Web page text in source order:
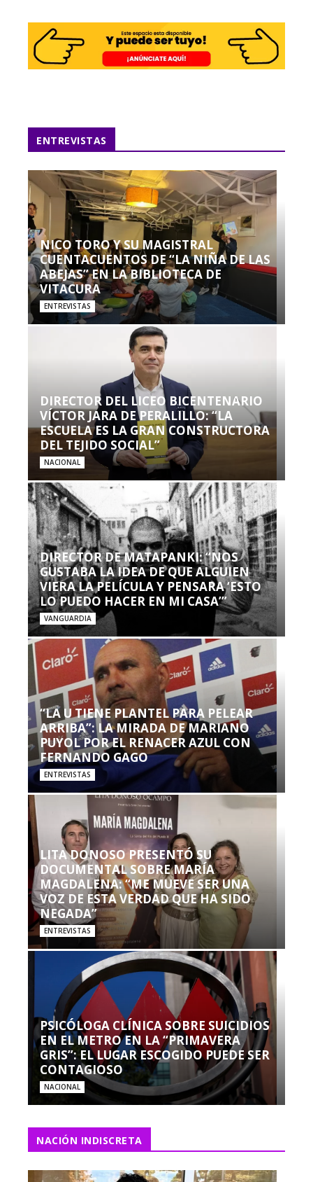
ENTREVISTAS
NICO TORO Y SU MAGISTRAL
CUENTACUENTOS DE “LA NIÑA DE LAS
ABEJAS” EN LA BIBLIOTECA DE
VITACURA
ENTREVISTAS
DIRECTOR DEL LICEO BICENTENARIO
VÍCTOR JARA DE PERALILLO: “LA
ESCUELA ES LA GRAN CONSTRUCTORA
DEL TEJIDO SOCIAL”
NACIONAL
DIRECTOR DE MATAPANKI: “NOS
GUSTABA LA IDEA DE QUE ALGUIEN
VIERA LA PELÍCULA Y PENSARA ‘ESTO
LO PUEDO HACER EN MI CASA’”
VANGUARDIA
“LA U TIENE PLANTEL PARA PELEAR
ARRIBA”: LA MIRADA DE MARIANO
PUYOL POR EL RENACER AZUL CON
FERNANDO GAGO
ENTREVISTAS
LITA DONOSO PRESENTÓ SU
DOCUMENTAL SOBRE MARÍA
MAGDALENA: “ME MUEVE SER UNA
VOZ DE ESTA VERDAD QUE HA SIDO
NEGADA”
ENTREVISTAS
PSICÓLOGA CLÍNICA SOBRE SUICIDIOS
EN EL METRO EN LA “PRIMAVERA
GRIS”: EL LUGAR ESCOGIDO PUEDE SER
CONTAGIOSO
NACIONAL
NACIÓN INDISCRETA